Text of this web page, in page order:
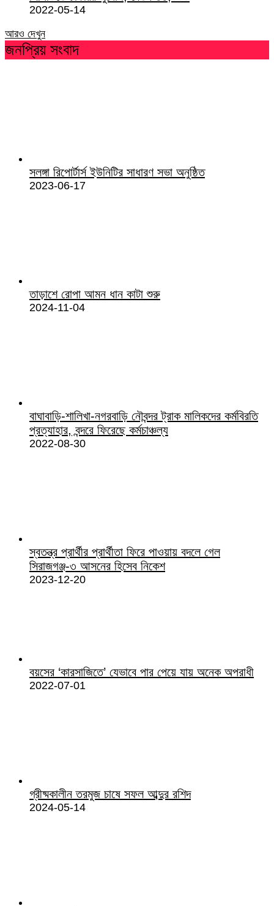
2022-05-14
আরও দেখুন
জনপ্রিয় সংবাদ
সলঙ্গা রিপোর্টার্স ইউনিটির সাধারণ সভা অনুষ্ঠিত
2023-06-17
তাড়াশে রোপা আমন ধান কাটা শুরু
2024-11-04
বাঘাবাড়ি-শালিখা-নগরবাড়ি নৌবন্দর ট্রাক মালিকদের কর্মবিরতি
প্রত্যাহার, বন্দরে ফিরেছে কর্মচাঞ্চল্য
2022-08-30
স্বতন্ত্র প্রার্থীর প্রার্থীতা ফিরে পাওয়ায় বদলে গেল
সিরাজগঞ্জ-৩ আসনের হিসেব নিকেশ
2023-12-20
বয়সের ‘কারসাজিতে’ যেভাবে পার পেয়ে যায় অনেক অপরাধী
2022-07-01
গ্রীষ্মকালীন তরমুজ চাষে সফল আব্দুর রশিদ
2024-05-14